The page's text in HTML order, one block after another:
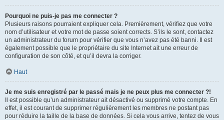
Pourquoi ne puis-je pas me connecter ?
Plusieurs raisons pourraient expliquer cela. Premièrement, vérifiez que votre
nom d’utilisateur et votre mot de passe soient corrects. S’ils le sont, contactez
un administrateur du forum pour vérifier que vous n’avez pas été banni. Il est
également possible que le propriétaire du site Internet ait une erreur de
configuration de son côté, et qu’il devra la corriger.
Haut
Je me suis enregistré par le passé mais je ne peux plus me connecter ?!
Il est possible qu’un administrateur ait désactivé ou supprimé votre compte. En
effet, il est courant de supprimer régulièrement les membres ne postant pas
pour réduire la taille de la base de données. Si cela vous arrive, tentez de vous